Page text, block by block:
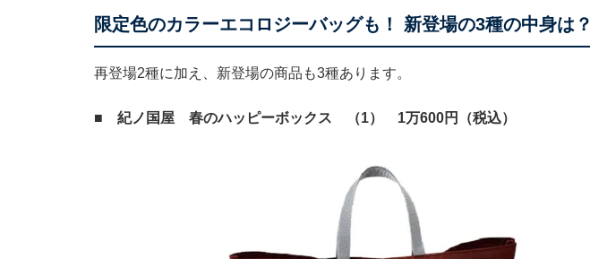
限定色のカラーエコロジーバッグも！ 新登場の3種の中身は？
再登場2種に加え、新登場の商品も3種あります。
■ 紀ノ国屋 春のハッピーボックス （1） 1万600円（税込）